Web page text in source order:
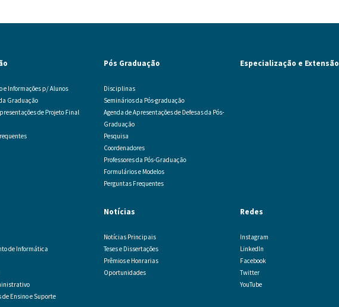
e Informações p/ Alunos
Graduação
de Projeto Final
Pós Graduação
Disciplinas
Seminários da Pós-graduação
Agenda de Apresentações de Defesas da Pós-
Graduação
Pesquisa
Coordenadores
Professores da Pós-Graduação
Formulários e Modelos
Perguntas Frequentes
Especialização e Extensão
de Informática
de Ensino e Suporte
Notícias
Notícias Principais
Teses e Dissertações
Prêmios e Honrarias
Oportunidades
Redes
Instagram
LinkedIn
Facebook
Twitter
YouTube